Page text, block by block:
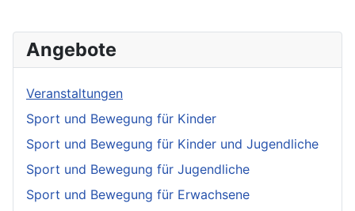
Angebote
Veranstaltungen
Sport und Bewegung für Kinder
Sport und Bewegung für Kinder und Jugendliche
Sport und Bewegung für Jugendliche
Sport und Bewegung für Erwachsene